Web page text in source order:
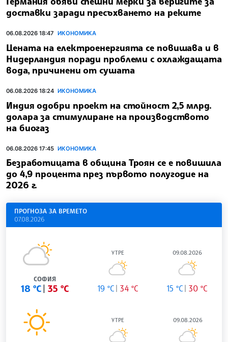
доставки заради пресъхването на реките
06.08.2026 18:47 ИКОНОМИКА
Цената на електроенергията се повишава и в
Нидерландия поради проблеми с охлаждащата
вода, причинени от сушата
06.08.2026 18:24 ИКОНОМИКА
Индия одобри проект на стойност 2,5 млрд.
долара за стимулиране на производството
на биогаз
06.08.2026 17:45 ИКОНОМИКА
Безработицата в община Троян се е повишила
до 4,9 процента през първото полугодие на
2026 г.
ПРОГНОЗА ЗА ВРЕМЕТО
07.08.2026
СОФИЯ
18 °C 35 °C
УТРЕ
19 °C 34 °C
09.08.2026
15 °C 30 °C
УТРЕ 09.08.2026